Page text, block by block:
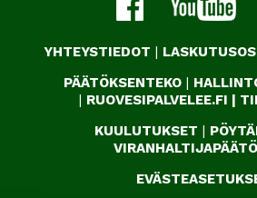
YHTEYSTIEDOT |
PÄÄTÖKSENTEKO |
| RUOVESIPALVELEE.FI |
KUULUTUKSET |